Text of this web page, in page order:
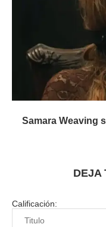
Samara Weaving
DEJA
Calificación: